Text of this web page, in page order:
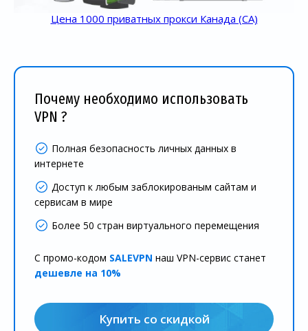
Цена 1000 приватных прокси Канада (CA)
Почему необходимо использовать
VPN ?
Полная безопасность личных данных в
интернете
Доступ к любым заблокированым сайтам и
сервисам в мире
Более 50 стран виртуального перемещения
С промо-кодом SALEVPN наш VPN-сервис станет
дешевле на 10%
Купить со скидкой